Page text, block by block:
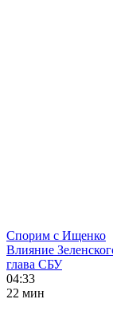
Спорим с Ищенко
Влияние
глава СБУ
04:33
22 мин